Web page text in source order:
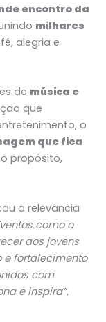
encontro da
milhares
alegria e
de música e
que
o
que fica
propósito,
a relevância
como o
aos jovens
e fortalecimento
com
e inspira”,